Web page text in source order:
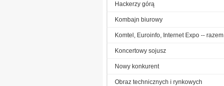
Hackerzy górą
Kombajn biurowy
Komtel, Euroinfo, Internet Expo -- razem
Koncertowy sojusz
Nowy konkurent
Obraz technicznych i rynkowych